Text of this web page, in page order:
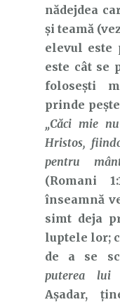
nădejdea
şi teamă
elevul este
este cât se
folosești
prinde
„Căci mie
Hristos,
pentru
(Romani
înseamnă
simt deja
luptele lor;
de a se
puterea lui
Așadar,